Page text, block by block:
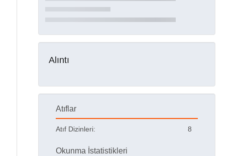
Alıntı
Atıflar
Atıf Dizinleri: 8
Okunma İstatistikleri